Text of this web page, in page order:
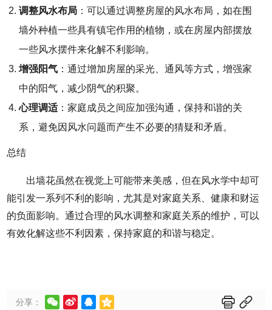
调整风水布局 ：可以通过调整房屋的风水布局，如在围
墙外种植一些具有镇宅作用的植物，或在房屋内部摆放
一些风水摆件来化解不利影响。
增强阳气 ：通过增加房屋的采光、通风等方式，增强家
中的阳气，减少阴气的积聚。
心理调适 ：家庭成员之间应加强沟通，保持和谐的关
系，避免因风水问题而产生不必要的猜疑和矛盾。
总结
出墙花虽然在视觉上可能带来美感，但在风水学中却可
能引发一系列不利的影响，尤其是对家庭关系、健康和财运
的负面影响。通过合理的风水调整和家庭关系的维护，可以
有效化解这些不利因素，保持家庭的和谐与稳定。
分享：      